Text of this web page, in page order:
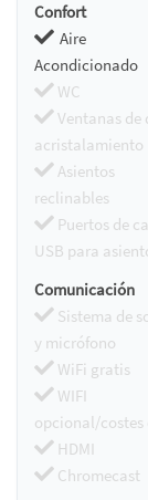
Confort
Aire
Acondicionado
WC
Ventanas de
acristalamiento
Asientos
reclinables
Puertos de
USB para
Comunicación
Sistema de
y micrófono
WiFi gratis
WIFI
opcional/costes
HDMI
Chromecast